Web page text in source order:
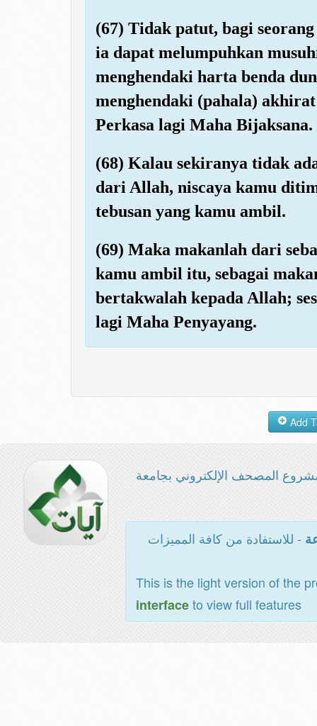
(67) Tidak patut, bagi
ia dapat melumpuhkan
menghendaki harta benda
menghendaki (pahala)
Perkasa lagi Maha Bijaksana.
(68) Kalau sekiranya tidak
dari Allah, niscaya kamu
tebusan yang kamu ambil.
(69) Maka makanlah dari
kamu ambil itu, sebagai
bertakwalah kepada Allah;
lagi Maha Penyayang.
المصحف الإلكتروني بجامعة
- للاستفادة من كافة المميزات
This is the light version of the
interfaceto view full features